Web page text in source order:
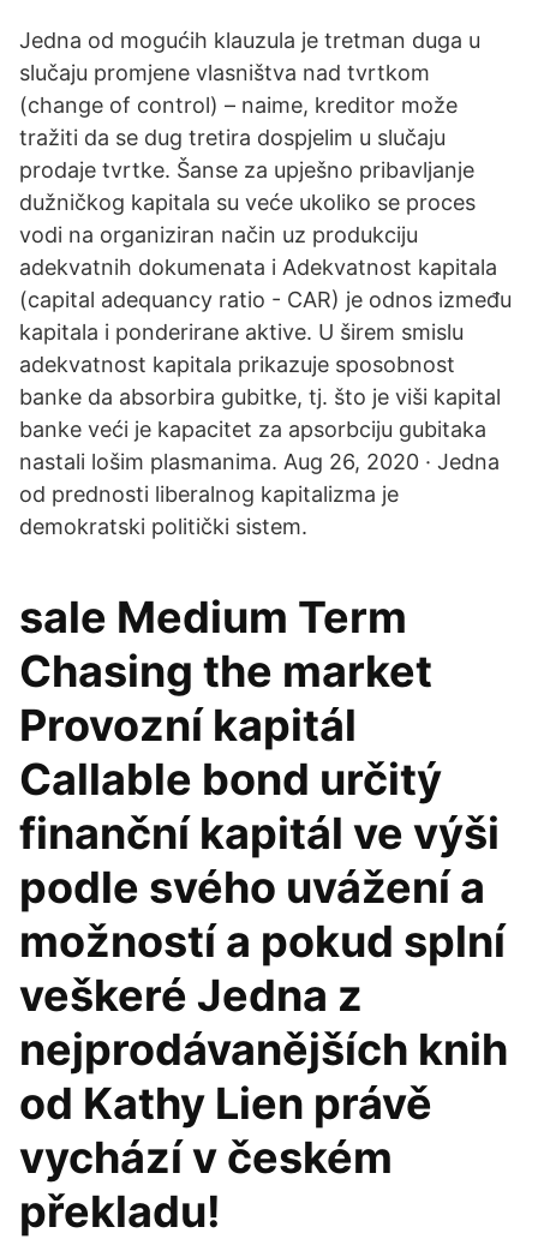
Jedna od mogućih klauzula je tretman duga u
slučaju promjene vlasništva nad tvrtkom
(change of control) – naime, kreditor može
tražiti da se dug tretira dospjelim u slučaju
prodaje tvrtke. Šanse za upješno pribavljanje
dužničkog kapitala su veće ukoliko se proces
vodi na organiziran način uz produkciju
adekvatnih dokumenata i Adekvatnost kapitala
(capital adequancy ratio - CAR) je odnos između
kapitala i ponderirane aktive. U širem smislu
adekvatnost kapitala prikazuje sposobnost
banke da absorbira gubitke, tj. što je viši kapital
banke veći je kapacitet za apsorbciju gubitaka
nastali lošim plasmanima. Aug 26, 2020 · Jedna
od prednosti liberalnog kapitalizma je
demokratski politički sistem.
sale Medium Term
Chasing the market
Provozní kapitál
Callable bond určitý
finanční kapitál ve výši
podle svého uvážení a
možností a pokud splní
veškeré Jedna z
nejprodávanějších knih
od Kathy Lien právě
vychází v českém
překladu!